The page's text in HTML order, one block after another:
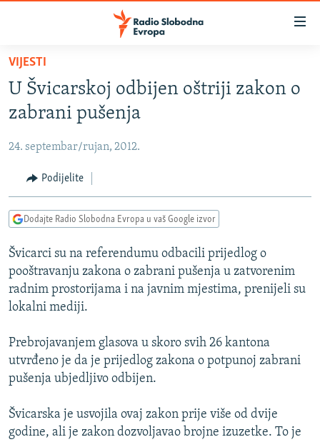
Pređite
glavni
sadržaj
na
navigaciju
Pređite
na
VIJESTI
BOSNA I HERCEGOVINA
KOSOVO
CRNA GORA
VIDEO
FOTOGALERIJE
INFOGRAFIKE
PODCASTI
RAT U UKRAJINI
KINA NA BALKANU
RSE PRIČE IZ SVIJETA
ISPRIČAJ MI
DNEVNO@RSE
SPECIJALI RSE
VIŠE OD NASLOVA
GENOCID U SREBRENICI
PRATITE NAS
VIJESTI
U Švicarskoj odbijen oštriji zakon o
zabrani pušenja
24. septembar/rujan, 2012.
Podijelite
Dodajte Radio Slobodna Evropa u vaš Google izvor
Švicarci su na referendumu odbacili prijedlog o
pooštravanju zakona o zabrani pušenja u zatvorenim
radnim prostorijama i na javnim mjestima, prenijeli su
lokalni mediji.
Prebrojavanjem glasova u skoro svih 26 kantona
utvrđeno je da je prijedlog zakona o potpunoj zabrani
pušenja ubjedljivo odbijen.
Švicarska je usvojila ovaj zakon prije više od dvije
godine, ali je zakon dozvoljavao brojne izuzetke. To je